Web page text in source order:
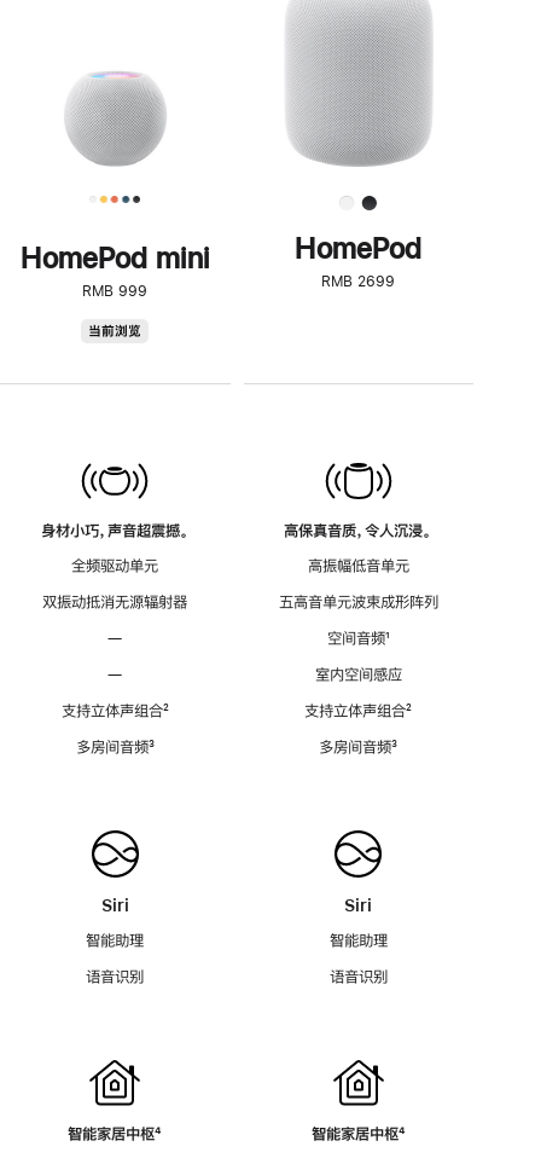
HomePod mini
RMB 999
当前浏览
身材小巧，声音超震撼。
全频驱动单元
双振动抵消无源辐射器
—
—
支持立体声组合脚
²
多房间音频脚
³
Siri
智能助理
语音识别
智能家居中枢脚
⁴
了
解
HomePod<
HomePod
RMB 2699
高保真音质，令人沉浸。
高振幅低音单元
五高音单元波束成形阵列
空间音频脚
¹
室内空间感应
支持立体声组合脚
²
多房间音频脚
³
Siri
智能助理
语音识别
智能家居中枢脚
⁴